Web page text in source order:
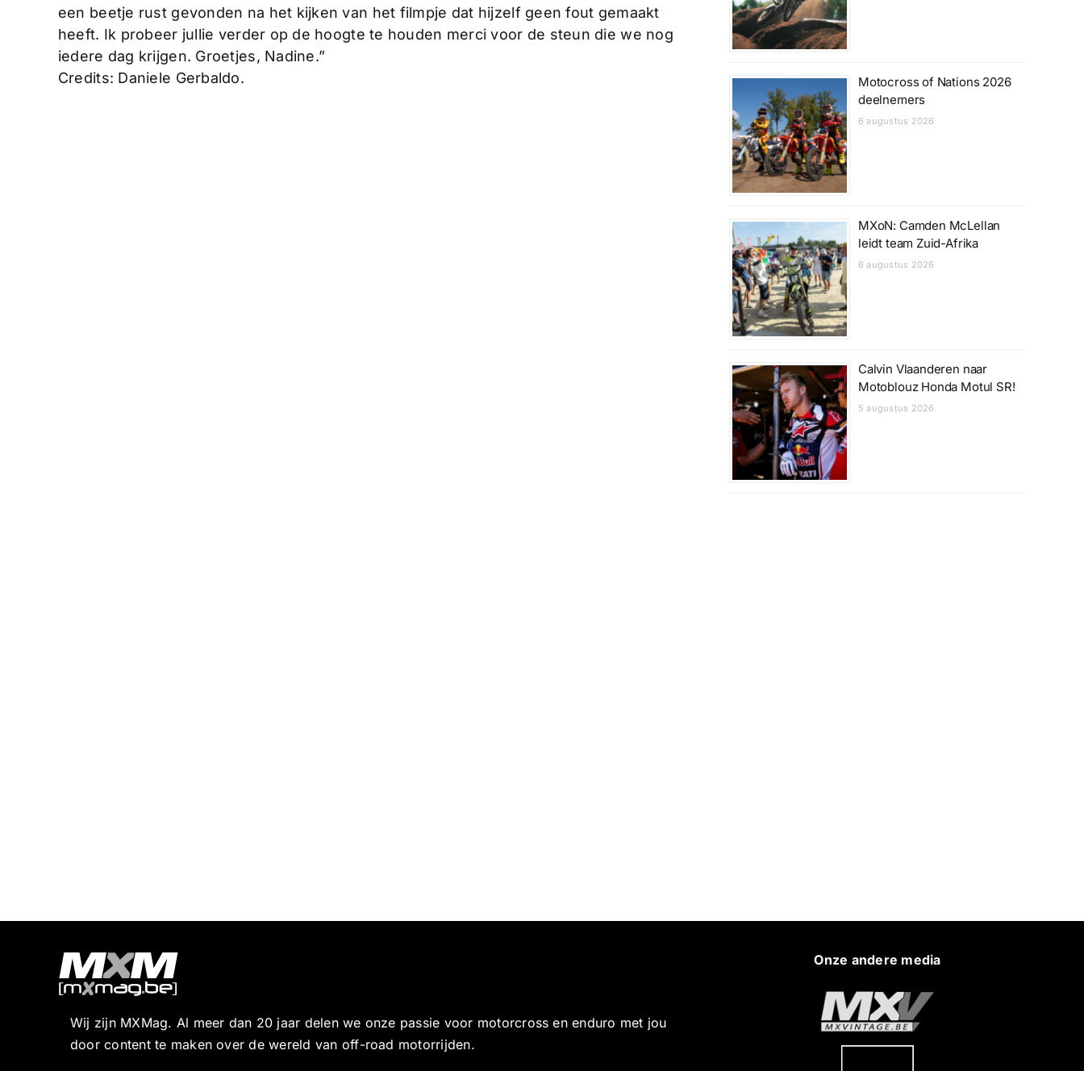
een beetje rust gevonden na het kijken van het filmpje dat hijzelf geen fout gemaakt
heeft. Ik probeer jullie verder op de hoogte te houden merci voor de steun die we nog
iedere dag krijgen. Groetjes, Nadine.”
Credits: Daniele Gerbaldo.
Motocross of Nations 2026
deelnemers
6 augustus 2026
MXoN: Camden McLellan
leidt team Zuid-Afrika
6 augustus 2026
Calvin Vlaanderen naar
Motoblouz Honda Motul SR!
5 augustus 2026
Wij zijn MXMag. Al meer dan 20 jaar delen we onze passie voor motorcross en enduro met jou
door content te maken over de wereld van off-road motorrijden.
Onze andere media